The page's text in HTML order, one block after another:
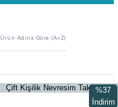
Ürün Adına Göre (A>Z)
Çift Kişilik Nevresim Takımı%37
İndirim